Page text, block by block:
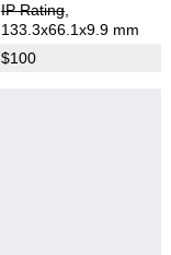
IP Rating,
133.3x66.1x9.9 mm
$100